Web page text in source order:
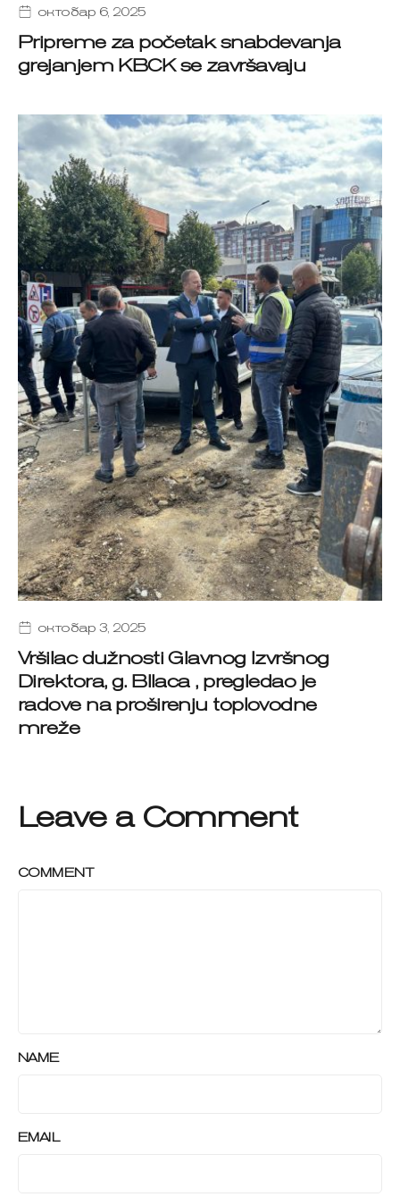
октобар 6, 2025
Pripreme za početak snabdevanja
grejanjem KBCK se završavaju
октобар 3, 2025
Vršilac dužnosti Glavnog Izvršnog
Direktora, g. Bllaca , pregledao je
radove na proširenju toplovodne
mreže
Leave a Comment
COMMENT
NAME
EMAIL